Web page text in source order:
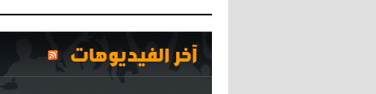
آخر الفيديوهات